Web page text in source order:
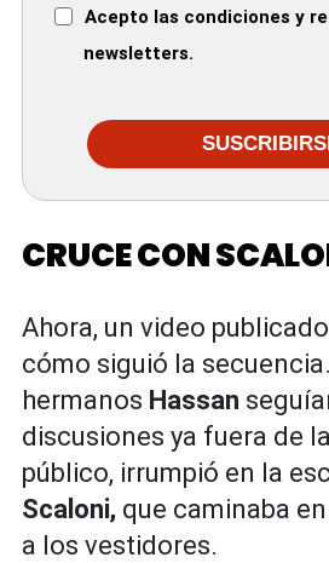
Acepto las condiciones y
newsletters.
CRUCE CON
Ahora, un video
cómo siguió la
hermanos Hassan
discusiones ya fuera de
público, irrumpió en la
Scaloni, que caminaba
a los vestidores.